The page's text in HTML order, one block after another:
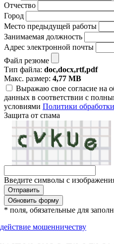
Отчество
Город
Место предыдущей работы
Занимаемая должность
Адрес электронной почты
Файл резюме
Тип файла: doc,docx,rtf,pdf
Макс. размер: 4,77 MB
Выражаю свое согласие на
данных в соответствии с
условиями Политики
Защита от спама
Введите символы с
Обновить форму
* поля, обязательные для
мошенничеству